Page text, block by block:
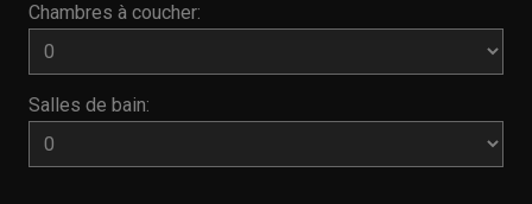
Chambres à coucher:
Salles de bain: